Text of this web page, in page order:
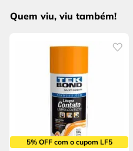
Quem viu, viu também!
5% OFF com o cupom LF5